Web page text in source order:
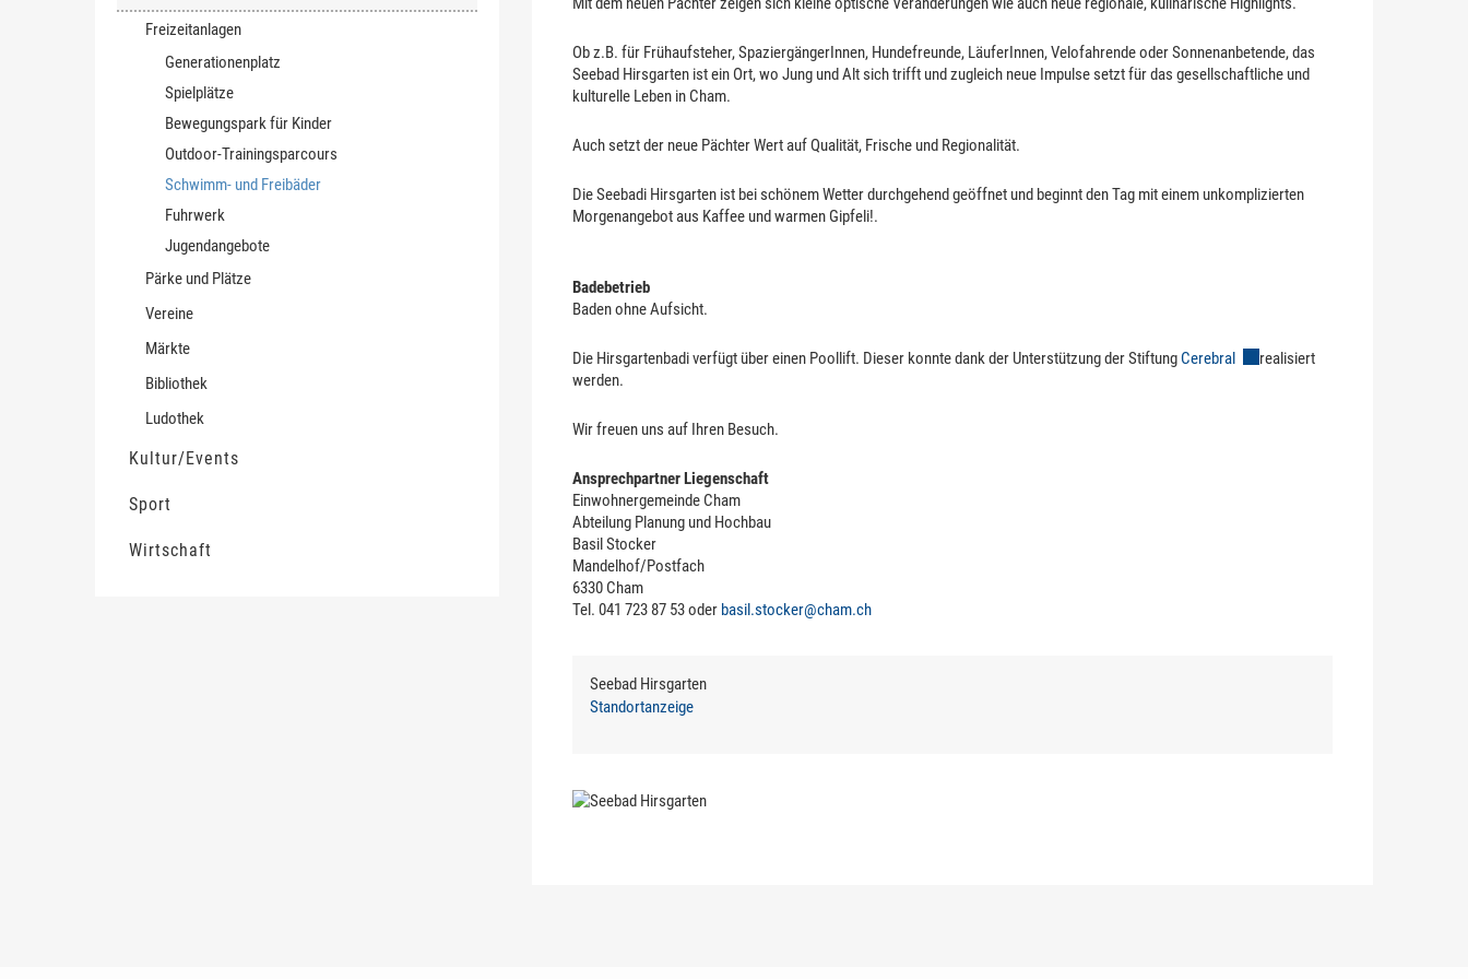
Freizeitanlagen
Generationenplatz
Spielplätze
Bewegungspark für Kinder
Outdoor-Trainingsparcours
Schwimm- und Freibäder
Fuhrwerk
Jugendangebote
Pärke und Plätze
Vereine
Märkte
Bibliothek
Ludothek
Kultur/Events
Sport
Wirtschaft
Ob z.B. für Frühaufsteher, SpaziergängerInnen, Hundefreunde, LäuferInnen, Velofahrende oder Sonnenanbetende, das
Seebad Hirsgarten ist ein Ort, wo Jung und Alt sich trifft und zugleich neue Impulse setzt für das gesellschaftliche und
kulturelle Leben in Cham.
Auch setzt der neue Pächter Wert auf Qualität, Frische und Regionalität.
Die Seebadi Hirsgarten ist bei schönem Wetter durchgehend geöffnet und beginnt den Tag mit einem unkomplizierten
Morgenangebot aus Kaffee und warmen Gipfeli!.
Badebetrieb
Baden ohne Aufsicht.
Die Hirsgartenbadi verfügt über einen Poollift. Dieser konnte dank der Unterstützung der StiftungCerebral Externer Link wird in einem neuen
realisiert
werden.
Wir freuen uns auf Ihren Besuch.
Ansprechpartner Liegenschaft
Einwohnergemeinde Cham
Abteilung Planung und Hochbau
Basil Stocker
Mandelhof/Postfach
6330 Cham
Tel. 041 723 87 53 oder basil.stocker@cham.ch
Seebad Hirsgarten
Standortanzeige